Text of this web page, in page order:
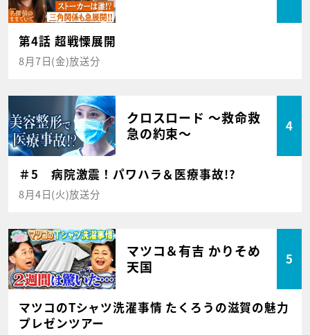
第4話 超戦慄展開
8月7日(金)放送分
クロスロード ～救命救
急の約束～
4
＃5 病院激震！パワハラ＆医療事故!?
8月4日(火)放送分
マツコ＆有吉 かりそめ
天国
5
マツコのTシャツ洗濯事情 たくろうの滋賀の魅力
プレゼンツアー